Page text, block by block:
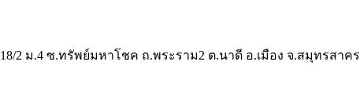
18/2 ม.4 ซ.ทรัพย์มหาโชค ถ.พระราม2 ต.นาดี อ.เมือง จ.สมุทรสาคร